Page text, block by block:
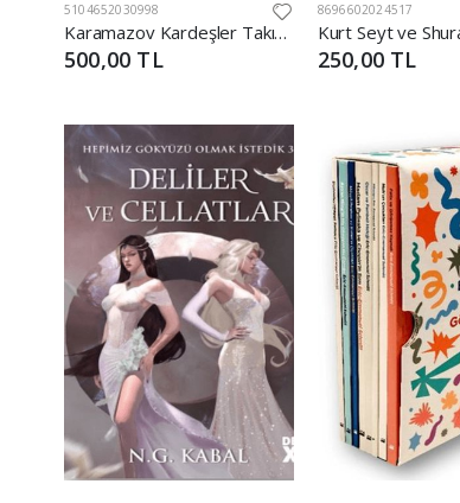
5104652030998
Karamazov Kardeşler Takım (2 Kitap)
500,00 TL
8696602024517
Kurt Seyt ve
250,00 TL